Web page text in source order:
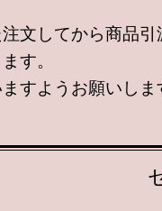
文してから商品引
す。
すようお願いしま